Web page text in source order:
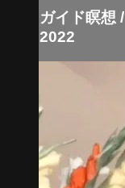
ガイド瞑
2022